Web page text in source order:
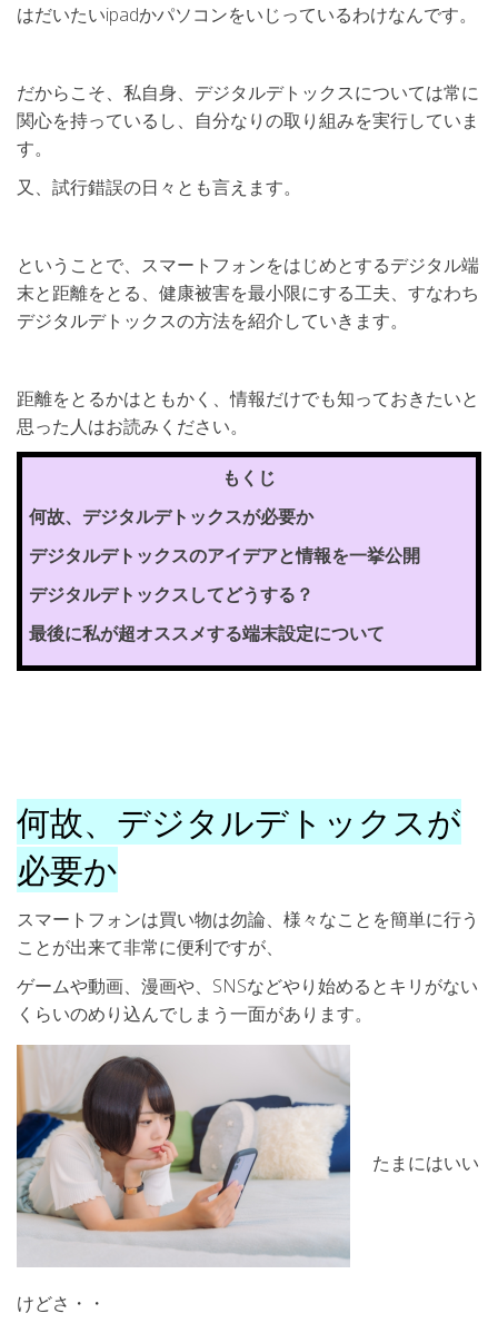
はだいたいipadかパソコンをいじっているわけなんです。
だからこそ、私自身、デジタルデトックスについては常に
関心を持っているし、自分なりの取り組みを実行していま
す。
又、試行錯誤の日々とも言えます。
ということで、スマートフォンをはじめとするデジタル端
末と距離をとる、健康被害を最小限にする工夫、すなわち
デジタルデトックスの方法を紹介していきます。
距離をとるかはともかく、情報だけでも知っておきたいと
思った人はお読みください。
もくじ
何故、デジタルデトックスが必要か
デジタルデトックスのアイデアと情報を一挙公開
デジタルデトックスしてどうする？
最後に私が超オススメする端末設定について
何故、デジタルデトックスが
必要か
スマートフォンは買い物は勿論、様々なことを簡単に行う
ことが出来て非常に便利ですが、
ゲームや動画、漫画や、SNSなどやり始めるとキリがない
くらいのめり込んでしまう一面があります。
たまにはいい
けどさ・・